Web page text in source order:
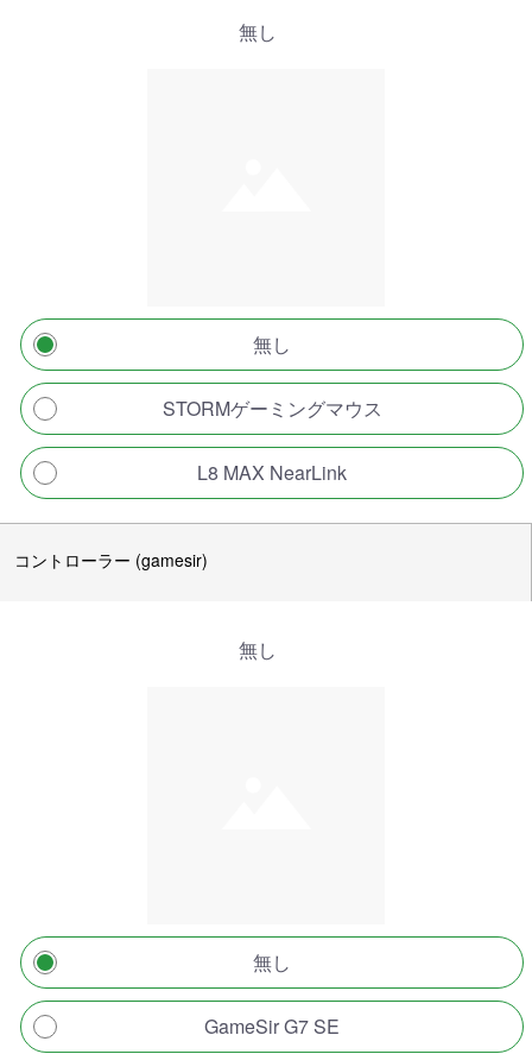
無し
無し
STORMゲーミングマウス
L8 MAX NearLink
コントローラー (gamesir)
無し
無し
GameSir G7 SE